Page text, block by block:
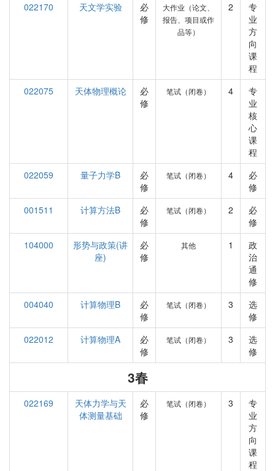
022170 天文学实验
必
修
大作业（论文、
报告、项目或作
品等）
2
专
业
方
向
课
程
022075
天体物理概论
必
修
笔试（闭卷） 4
专
业
核
心
课
程
022059
量子力学B
必
修
笔试（闭卷） 4
必
修
001511
计算方法B
必
修
笔试（闭卷） 2
必
修
104000
形势与政策(讲
座)
必
修
其他 1
政
治
通
修
004040
计算物理B
必
修
笔试（闭卷） 3
选
修
022012
计算物理A
必
修
笔试（闭卷） 3
选
修
3春
022169
天体力学与天
体测量基础
必
修
笔试（闭卷） 3
专
业
方
向
课
程